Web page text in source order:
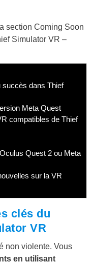
section Coming Soon
Simulator VR –
succès dans Thief
Meta Quest
compatibles de Thief
Quest 2 ou Meta
sur la VR
clés du
VR
non violente. Vous
en utilisant